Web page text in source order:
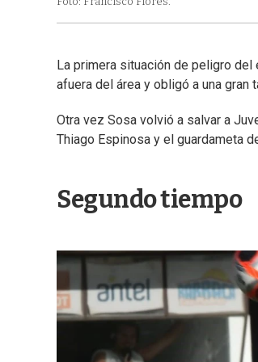
La primera situación de peligro
afuera del área y obligó a una gran
Otra vez Sosa volvió a salvar a
Thiago Espinosa y el guardameta
Segundo tiempo